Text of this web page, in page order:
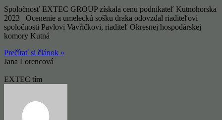
Spoločnosť EXTEC GROUP získala cenu podnikateľ Kutnohorska
2023 Ocenenie a umeleckú sošku draka odovzdal riaditeľovi
spoločnosti Pavlovi Vavřičkovi, riaditeľ Okresnej hospodárskej
komory Kutná
Prečítať si článok »
Jana Lorencová
EXTEC tím